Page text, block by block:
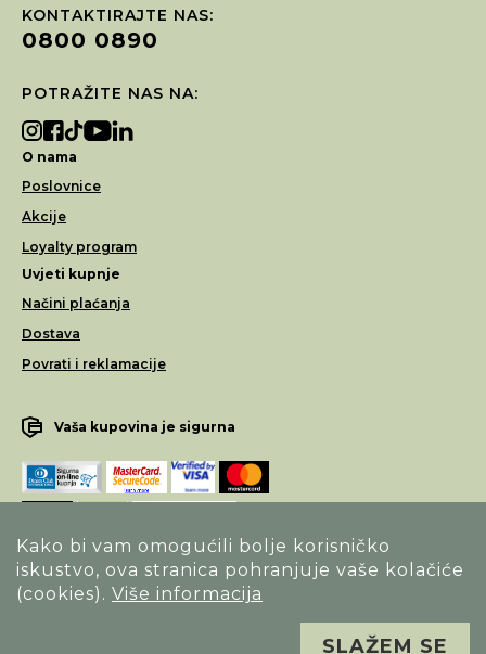
Kako bi vam omogućili bolje korisničko
iskustvo, ova stranica pohranjuje vaše kolačiće
(cookies). Više informacija
SLAŽEM SE
KONTAKTIRAJTE NAS:
0800 0890
POTRAŽITE NAS NA:
O nama
Poslovnice
Akcije
Loyalty program
Uvjeti kupnje
Načini plaćanja
Dostava
Povrati i reklamacije
Vaša kupovina je sigurna
Opći uvjeti poslovanja
Sva prava pridržana. Alfa Vision optika ©